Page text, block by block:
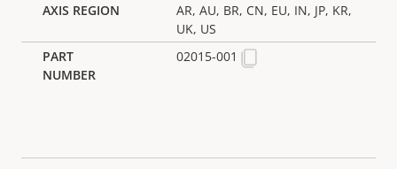
AR, AU, BR, CN, EU, IN, JP, KR,
UK, US
02015-001